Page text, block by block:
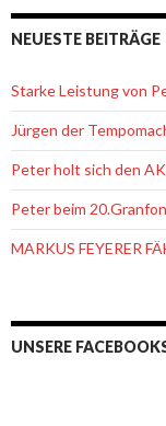
NEUESTE BEITRÄGE
Starke Leistung von
Jürgen der
Peter holt sich den
Peter beim
MARKUS FEYERER
UNSERE